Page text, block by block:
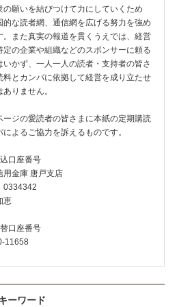
の願いを結びつけて力にしていくため
的な読者網、通信網を広げる努力を強め
。また真実の報道を貫くうえでは、経営
定の企業や組織などのスポンサーに頼る
いかず、一人一人の読者・支持者の皆さ
料とカンパに依拠して経営を成り立たせ
りません。
ージの愛読者の皆さまに本紙の定期購読
によるご協力を訴えるものです。
口座番号
用金庫 唐戸支店
0334342
恵
口座番号
11658
ーワード